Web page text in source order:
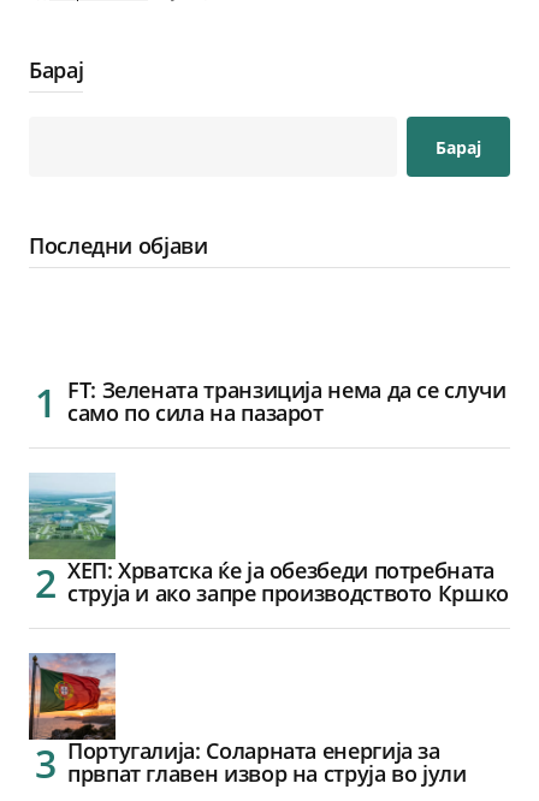
Барај
Барај
Последни објави
FT: Зелената транзиција нема да се случи
само по сила на пазарот
ХЕП: Хрватска ќе ја обезбеди потребната
струја и ако запре производството Кршко
Португалија: Соларната енергија за
првпат главен извор на струја во јули